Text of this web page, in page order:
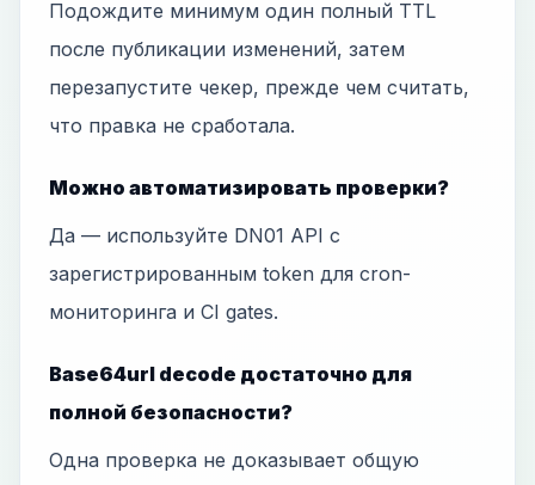
Подождите минимум один полный TTL
после публикации изменений, затем
перезапустите чекер, прежде чем считать,
что правка не сработала.
Можно автоматизировать проверки?
Да — используйте DN01 API с
зарегистрированным token для cron-
мониторинга и CI gates.
Base64url decode достаточно для
полной безопасности?
Одна проверка не доказывает общую